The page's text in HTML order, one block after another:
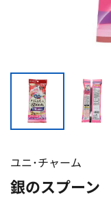
ユニ･チャーム
銀のスプー